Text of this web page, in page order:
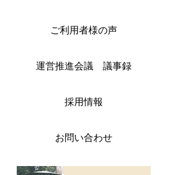
ご利用者様の声
運営推進会議 議事録
採用情報
お問い合わせ